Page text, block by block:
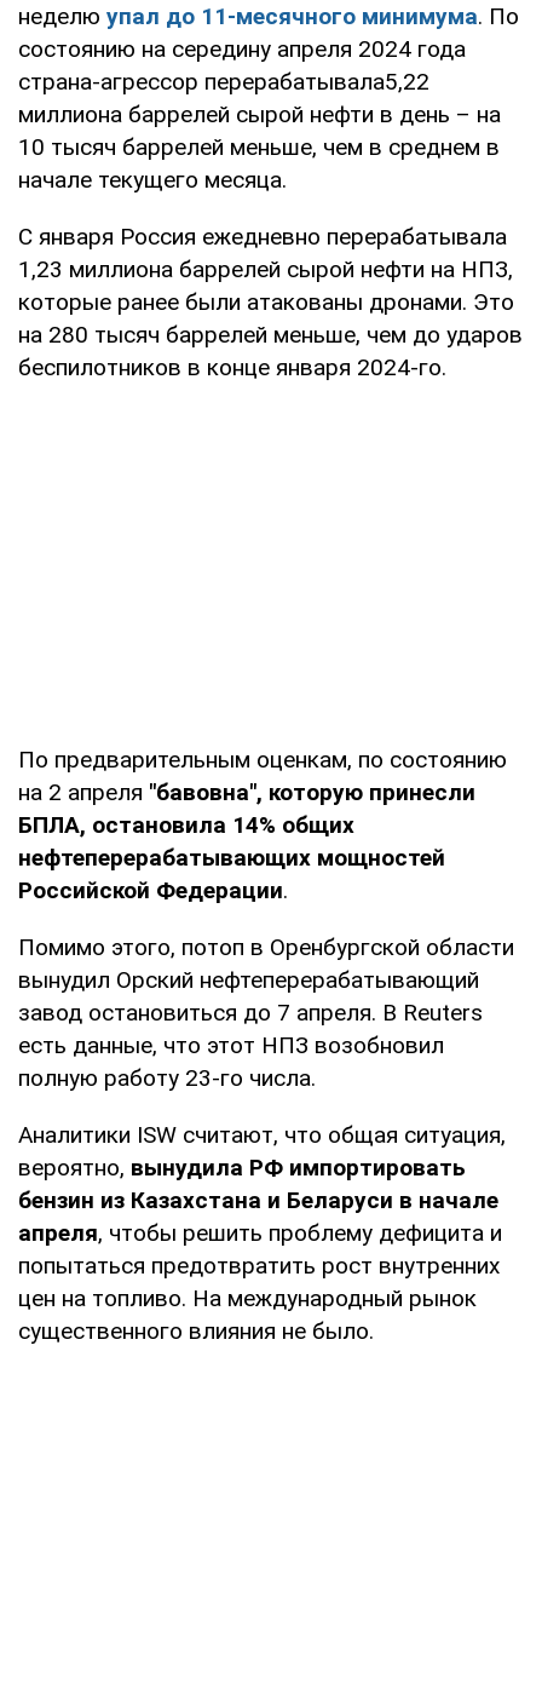
неделю упал до 11-месячного минимума. По
состоянию на середину апреля 2024 года
страна-агрессор перерабатывала5,22
миллиона баррелей сырой нефти в день – на
10 тысяч баррелей меньше, чем в среднем в
начале текущего месяца.
С января Россия ежедневно перерабатывала
1,23 миллиона баррелей сырой нефти на НПЗ,
которые ранее были атакованы дронами. Это
на 280 тысяч баррелей меньше, чем до ударов
беспилотников в конце января 2024-го.
По предварительным оценкам, по состоянию
на 2 апреля "бавовна", которую принесли
БПЛА, остановила 14% общих
нефтеперерабатывающих мощностей
Российской Федерации.
Помимо этого, потоп в Оренбургской области
вынудил Орский нефтеперерабатывающий
завод остановиться до 7 апреля. В Reuters
есть данные, что этот НПЗ возобновил
полную работу 23-го числа.
Аналитики ISW считают, что общая ситуация,
вероятно, вынудила РФ импортировать
бензин из Казахстана и Беларуси в начале
апреля, чтобы решить проблему дефицита и
попытаться предотвратить рост внутренних
цен на топливо. На международный рынок
существенного влияния не было.